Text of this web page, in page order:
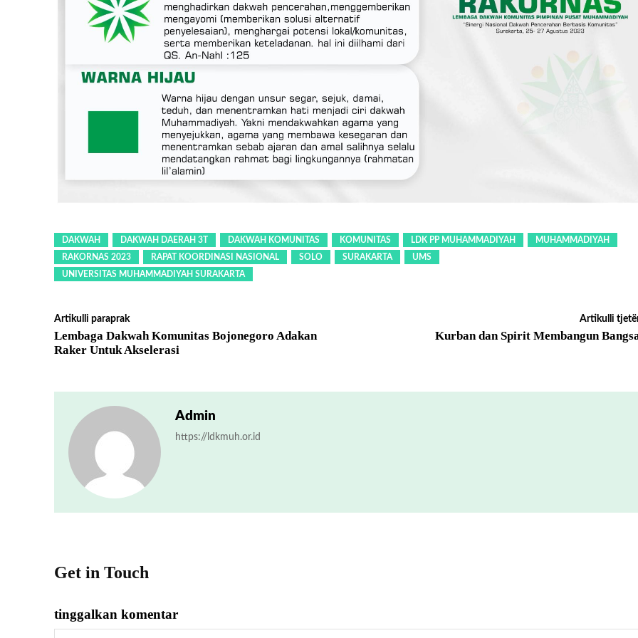
DAKWAH DAKWAH DAERAH 3T DAKWAH KOMUNITAS KOMUNITAS LDK PP MUHAMMADIYAH
MUHAMMADIYAH
RAKORNAS 2023
RAPAT KOORDINASI NASIONAL SOLO SURAKARTA
UMS
UNIVERSITAS MUHAMMADIYAH SURAKARTA
Artikulli paraprak
Lembaga Dakwah Komunitas Bojonegoro Adakan
Raker Untuk Akselerasi
Artikulli
Kurban dan Spirit Membangun
Admin
https://ldkmuh.or.id
Get in Touch
tinggalkan komentar